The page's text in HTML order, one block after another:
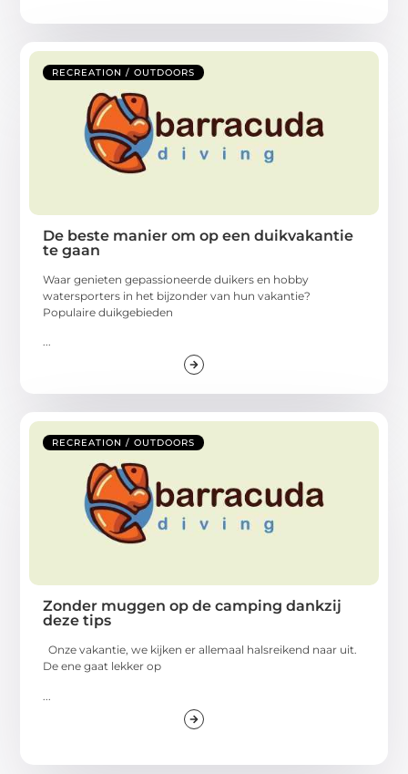
RECREATION / OUTDOORS
De beste manier om op een duikvakantie
te gaan
Waar genieten gepassioneerde duikers en hobby
watersporters in het bijzonder van hun vakantie?
Populaire duikgebieden
...
RECREATION / OUTDOORS
Zonder muggen op de camping dankzij
deze tips
Onze vakantie, we kijken er allemaal halsreikend naar uit.
De ene gaat lekker op